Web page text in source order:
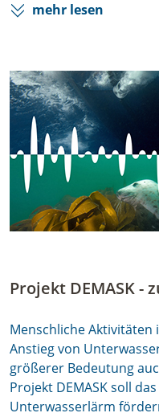
mehr lesen
Projekt DEMASK -
Menschliche
Anstieg von
größerer Bedeutung
Projekt DEMASK soll
Unterwasserlärm